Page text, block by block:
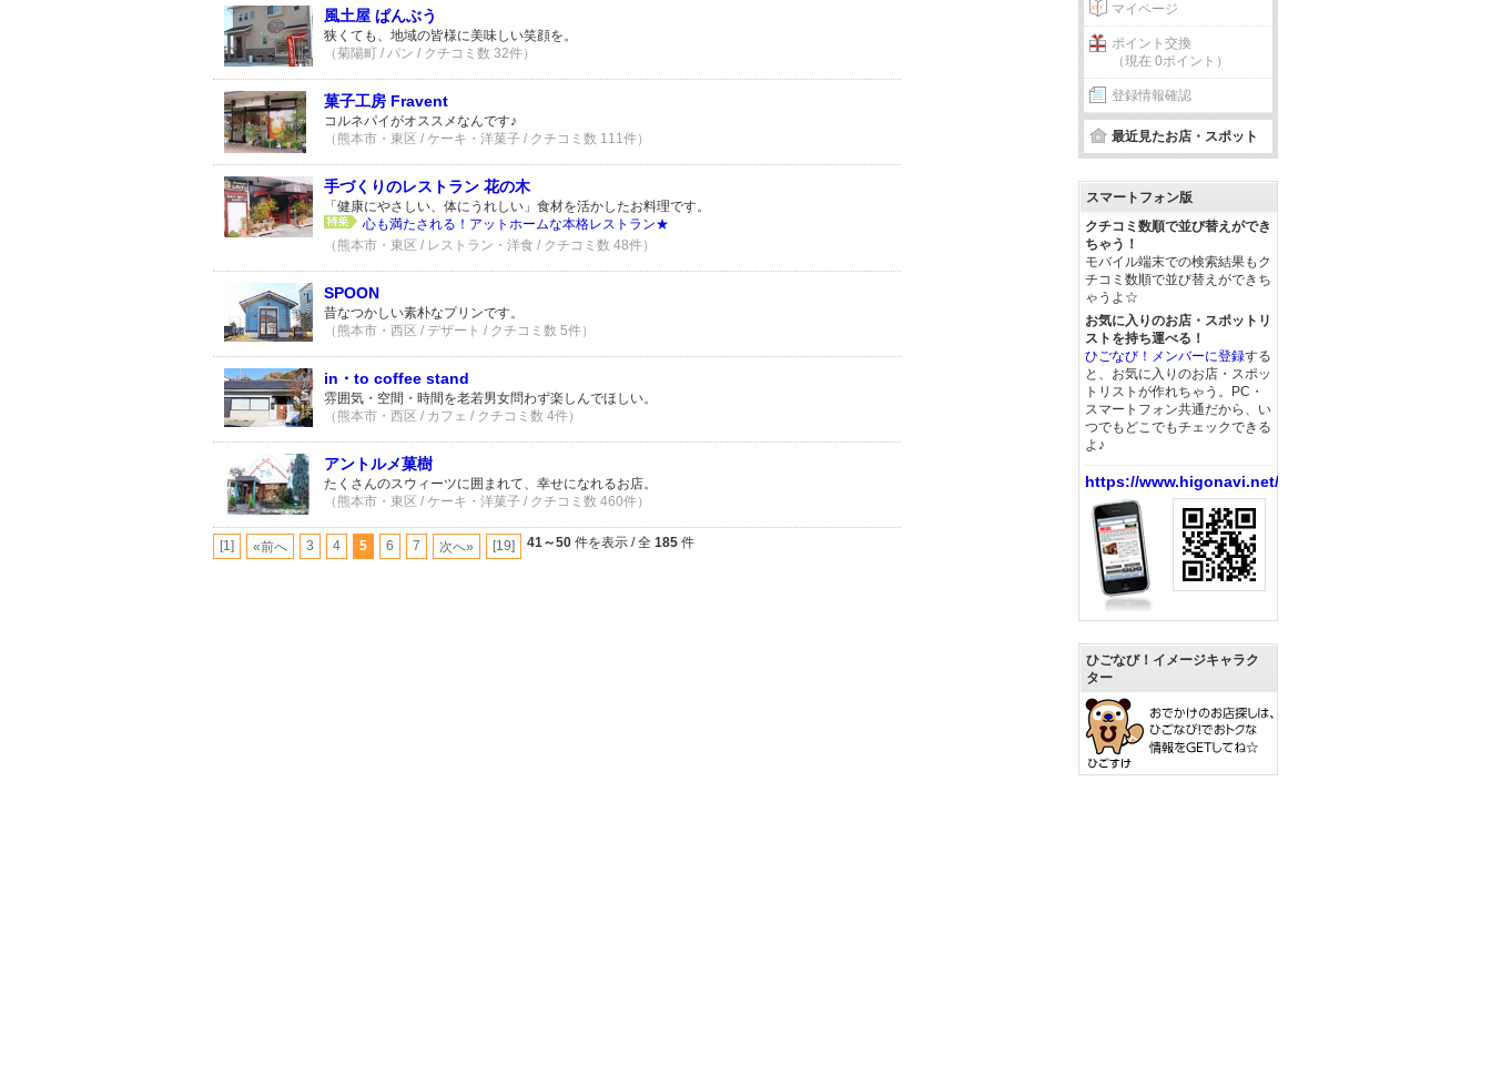
風土屋 ぱんぶう
狭くても、地域の皆様に美味しい笑顔を。
（菊陽町 / パン / クチコミ数 32件）
菓子工房 Fravent
コルネパイがオススメなんです♪
（熊本市・東区 / ケーキ・洋菓子 / クチコミ数 111件）
手づくりのレストラン 花の木
「健康にやさしい、体にうれしい」食材を活かしたお料理です。
心も満たされる！アットホームな本格レストラン★
（熊本市・東区 / レストラン・洋食 / クチコミ数 48件）
SPOON
昔なつかしい素朴なプリンです。
（熊本市・西区 / デザート / クチコミ数 5件）
in・to coffee stand
雰囲気・空間・時間を老若男女問わず楽しんでほしい。
（熊本市・西区 / カフェ / クチコミ数 4件）
アントルメ菓樹
たくさんのスウィーツに囲まれて、幸せになれるお店。
（熊本市・東区 / ケーキ・洋菓子 / クチコミ数 460件）
[1] «前へ 3 4 5 6 7 次へ» [19] 41～50 件を表示 / 全 185 件
マイページ
ポイント交換
（現在 0ポイント）
登録情報確認
最近見たお店・スポット
スマートフォン版
クチコミ数順で並び替えができ
ちゃう！
モバイル端末での検索結果もク
チコミ数順で並び替えができち
ゃうよ☆
お気に入りのお店・スポットリ
ストを持ち運べる！
ひごなび！メンバーに登録する
と、お気に入りのお店・スポッ
トリストが作れちゃう。PC・
スマートフォン共通だから、い
つでもどこでもチェックできる
よ♪
https://www.higonavi.net/
ひごなび！イメージキャラク
ター